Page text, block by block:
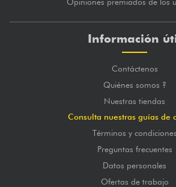
Información
Contáctenos
Quiénes somos ?
Nuestras tiendas
Consulta nuestras guías de
Términos y condiciones
Preguntas frecuentes
Datos personales
Ofertas de trabajo